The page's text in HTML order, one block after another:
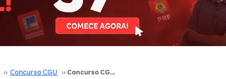
›› Concurso CGU ›› Concurso CGU: Edital pode sair em 1º de dezembro; Saiba mais!